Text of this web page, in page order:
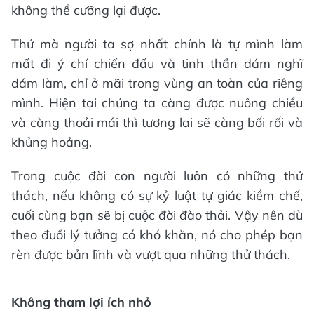
không thể cưỡng lại được.
Thứ mà người ta sợ nhất chính là tự mình làm
mất đi ý chí chiến đấu và tinh thần dám nghĩ
dám làm, chỉ ở mãi trong vùng an toàn của riêng
mình. Hiện tại chúng ta càng được nuông chiều
và càng thoải mái thì tương lai sẽ càng bối rối và
khủng hoảng.
Trong cuộc đời con người luôn có những thử
thách, nếu không có sự kỷ luật tự giác kiềm chế,
cuối cùng bạn sẽ bị cuộc đời đào thải. Vậy nên dù
theo đuổi lý tưởng có khó khăn, nó cho phép bạn
rèn được bản lĩnh và vượt qua những thử thách.
Không tham lợi ích nhỏ